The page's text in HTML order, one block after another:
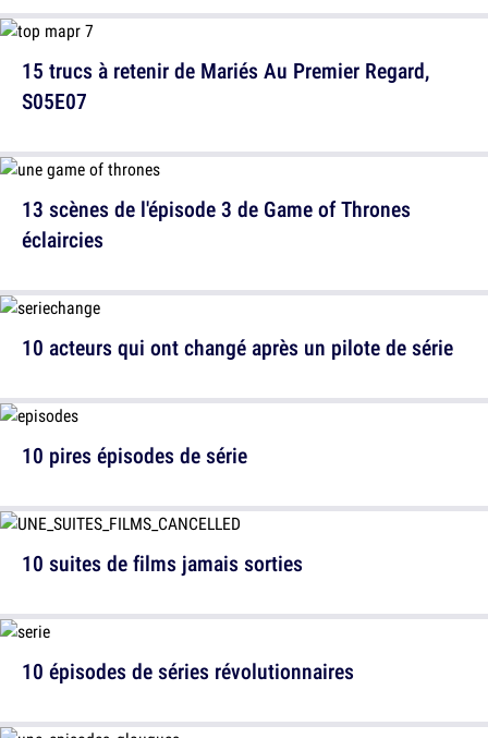
15 trucs à retenir de Mariés Au Premier Regard,
S05E07
10 acteurs qui ont changé après un pilote de série
10 suites de films jamais sorties
13 scènes de l'épisode 3 de Game of Thrones
éclaircies
10 pires épisodes de série
10 épisodes de séries révolutionnaires